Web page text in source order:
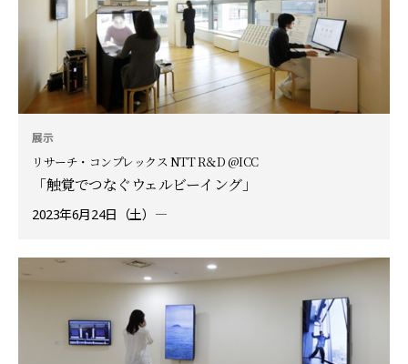
展示
リサーチ・コンプレックス NTT R＆D @ICC
「触覚でつなぐウェルビーイング」
2023年6月24日（土）―